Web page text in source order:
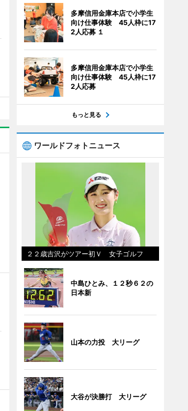
多摩信用金庫本店で小学生
向け仕事体験 45人枠に17
2人応募 １
多摩信用金庫本店で小学生
向け仕事体験 45人枠に17
2人応募
もっと見る
ワールドフォトニュース
２２歳吉沢がツアー初Ｖ 女子ゴルフ
中島ひとみ、１２秒６２の
日本新
山本の力投 大リーグ
大谷が決勝打 大リーグ